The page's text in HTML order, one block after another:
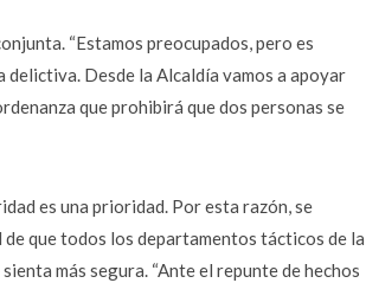
“Estamos preocupados, pero es
Desde la Alcaldía vamos a apoyar
que prohibirá que dos personas se
es una prioridad. Por esta razón, se
que todos los departamentos tácticos de la
más segura. “Ante el repunte de hechos